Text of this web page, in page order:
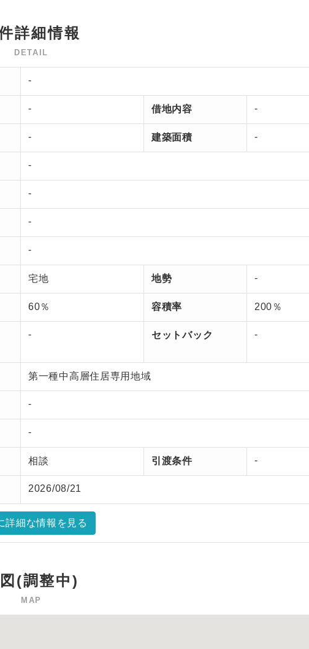
詳細情報
-
- 借地内容 -
- 建築面積 -
-
-
-
-
宅地 地勢 -
60％ 容積率 200％
- セットバック -
第一種中高層住居専用地域
-
-
相談 引渡条件 -
2026/08/21
(調整中)